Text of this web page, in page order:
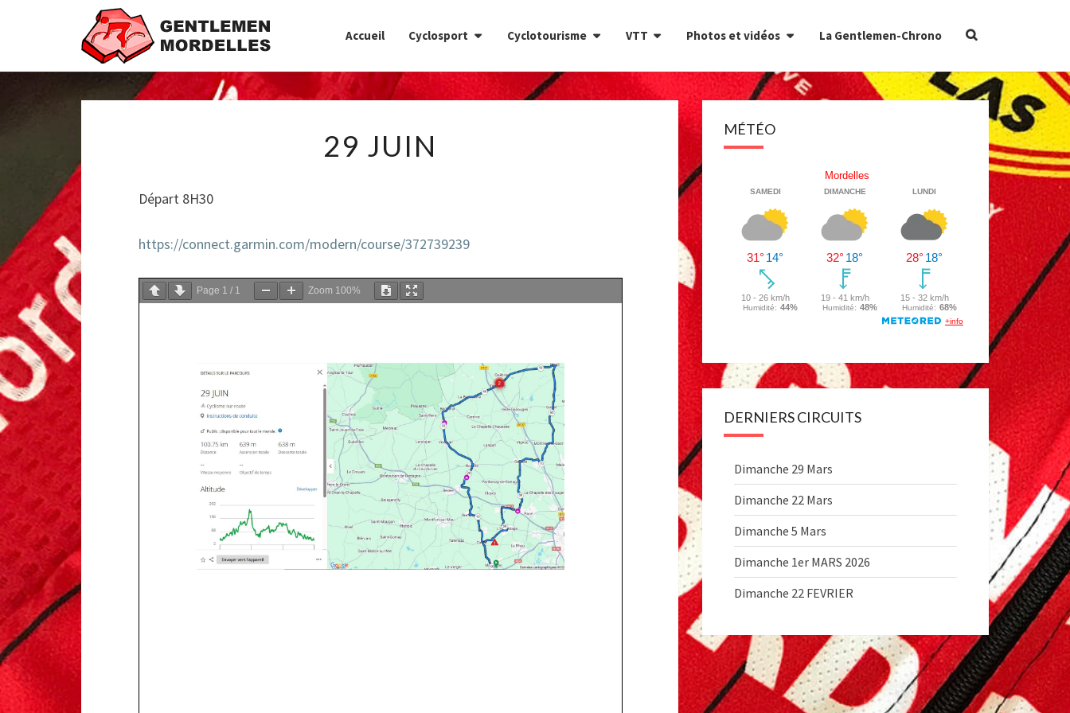
Accueil Cyclosport Cyclotourisme VTT Photos et vidéos La Gentlemen-Chrono
Search
29 JUIN
Départ 8H30
https://connect.garmin.com/modern/course/372739239
Page 1 / 1 Zoom 100%
MÉTÉO
DERNIERS CIRCUITS
Dimanche 29 Mars
Dimanche 22 Mars
Dimanche 5 Mars
Dimanche 1er MARS 2026
Dimanche 22 FEVRIER